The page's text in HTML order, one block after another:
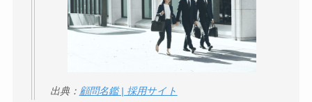
出典： 顧問名鑑 | 採用サイト